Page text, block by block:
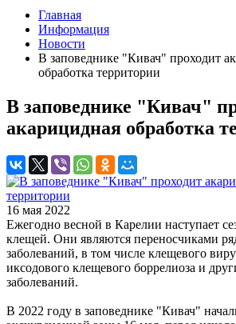
Главная
Информация
Новости
В заповеднике "Кивач" проходит
обработка территории
В заповеднике "Кивач"
акарицидная обработка
16 мая 2022
Ежегодно весной в Карелии наступает
клещей. Они являются переносчиками
заболеваний, в том числе клещевого
иксодового клещевого боррелиоза и
заболеваний.
В 2022 году в заповеднике "Кивач"